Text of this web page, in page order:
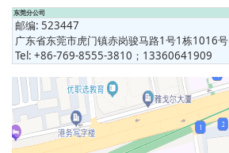
东莞分公司
邮编: 523447
广东省东莞市虎门镇赤岗骏马路1号1栋1016号
Tel: +86-769-8555-3810；13360641909